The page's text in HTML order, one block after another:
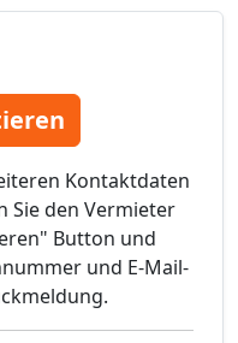
Kontaktdaten
Sie den Vermieter
Button und
und E-Mail-